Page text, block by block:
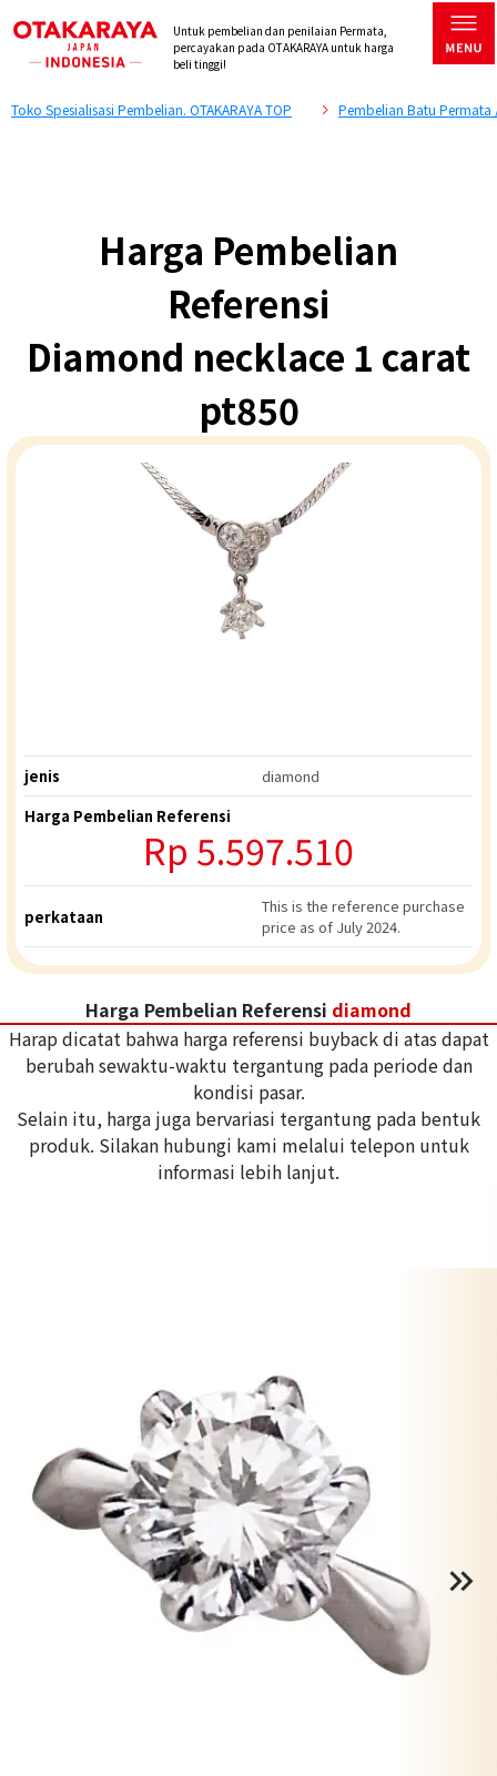
Untuk pembelian dan penilaian Permata,
percayakan pada OTAKARAYA untuk harga
beli tinggi!
Toko Spesialisasi Pembelian. OTAKARAYA TOP Pembelian Batu Permata
Harga Pembelian
Referensi
Diamond necklace 1 carat
pt850
jenis
diamond
Harga Pembelian Referensi
Rp 5.597.510
perkataan
This is the reference purchase
price as of July 2024.
Harga Pembelian Referensi diamond
Harap dicatat bahwa harga referensi buyback di atas dapat
berubah sewaktu-waktu tergantung pada periode dan
kondisi pasar.
Selain itu, harga juga bervariasi tergantung pada bentuk
produk. Silakan hubungi kami melalui telepon untuk
informasi lebih lanjut.